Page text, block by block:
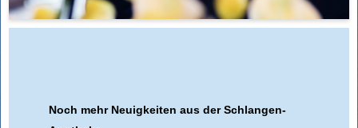
Noch mehr Neuigkeiten aus der Schlangen-